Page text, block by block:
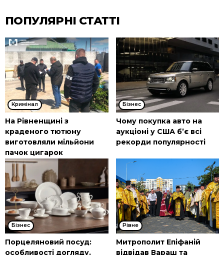
ПОПУЛЯРНІ СТАТТІ
Кримінал
На Рівненщині з
краденого тютюну
виготовляли мільйони
пачок цигарок
Бізнес
Чому покупка авто на
аукціоні у США б’є всі
рекорди популярності
Бізнес
Порцеляновий посуд:
особливості догляду,
Рівне
Митрополит Епіфаній
відвідав Вараш та